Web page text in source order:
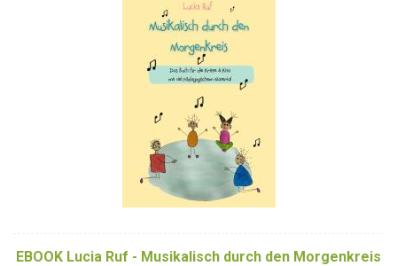
EBOOK Lucia Ruf - Musikalisch durch den Morgenkreis